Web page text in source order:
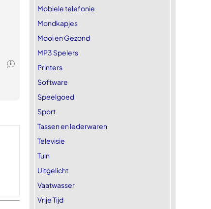
Mobiele telefonie
Mondkapjes
Mooi en Gezond
MP3 Spelers
Printers
Software
Speelgoed
Sport
Tassen en lederwaren
Televisie
Tuin
Uitgelicht
Vaatwasser
Vrije Tijd